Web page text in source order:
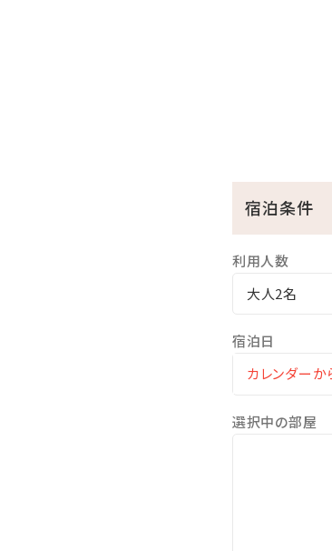
・フィットネ
・インドアプ
【注意事項】
※レストラン「
公式ホームペ
滞在中にエス
宿泊条件
利用人数
大人2名
宿泊日
選択中の部屋